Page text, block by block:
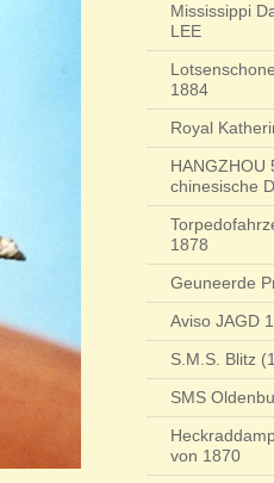
Mississippi
LEE
1884
Royal
HANGZHOU
chinesische
1878
Geuneerde
Aviso JAGD
S.M.S. Blitz
SMS
von 1870